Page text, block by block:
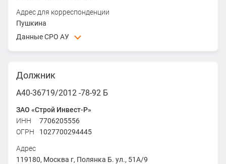
Адрес для корреспонденции
Пушкина
Данные СРО АУ
Управляющих зарегистрированная в едином
организаций арбитражных управляющих»
ИНН
5260111551
ОГРН
1025203032150
Адрес
109029, г. Москва, ул. Скотопрогонная, д. 29/1
Должник
А40-36719/2012 -78-92 Б
ЗАО «Строй Инвест-Р»
ИНН
7706205556
ОГРН
1027700294445
Адрес
119180, Москва г, Полянка Б. ул., 51А/9